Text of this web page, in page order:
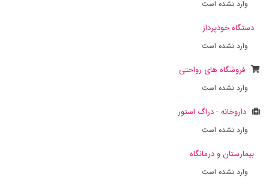
وارد نشده است
دستگاه خودپرداز
وارد نشده است
فروشگاه های رواحتی
وارد نشده است
داروخانه - دراگ استور
وارد نشده است
بیمارستان و درمانگاه
وارد نشده است